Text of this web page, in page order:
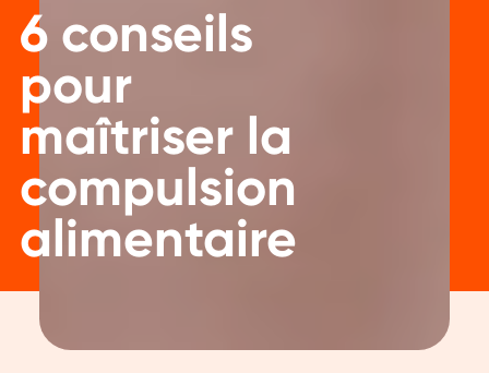
6 conseils
pour
maîtriser la
compulsion
alimentaire